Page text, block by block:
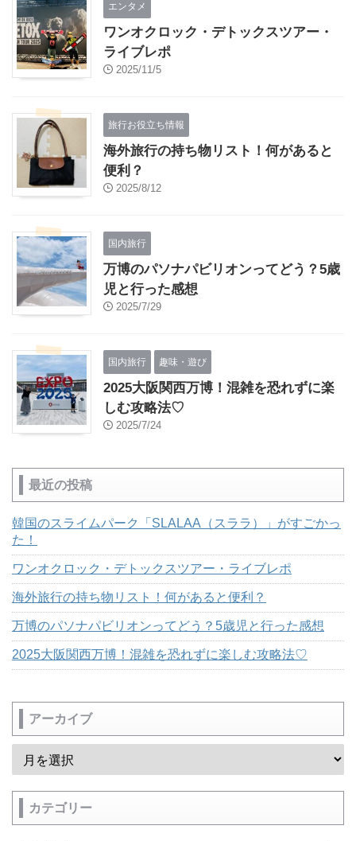
エンタメ
ワンオクロック・デトックスツアー・
ライブレポ
2025/11/5
旅行お役立ち情報
海外旅行の持ち物リスト！何があると
便利？
2025/8/12
国内旅行
万博のパソナパビリオンってどう？5歳
児と行った感想
2025/7/29
国内旅行 趣味・遊び
2025大阪関西万博！混雑を恐れずに楽
しむ攻略法♡
2025/7/24
最近の投稿
韓国のスライムパーク「SLALAA（スララ）」がすごかっ
た！
ワンオクロック・デトックスツアー・ライブレポ
海外旅行の持ち物リスト！何があると便利？
万博のパソナパビリオンってどう？5歳児と行った感想
2025大阪関西万博！混雑を恐れずに楽しむ攻略法♡
アーカイブ
カテゴリー